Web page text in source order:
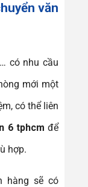
văn
có nhu cầu
mới một
có thể liên
6 tphcm để
hợp.
hàng sẽ có